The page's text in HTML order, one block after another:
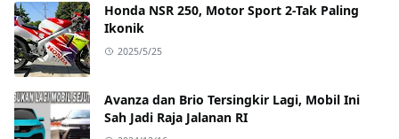
Honda NSR 250, Motor Sport 2-Tak Paling
Ikonik
2025/5/25
Avanza dan Brio Tersingkir Lagi, Mobil Ini
Sah Jadi Raja Jalanan RI